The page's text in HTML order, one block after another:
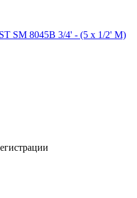
SM 8045B 3/4' - (5 x 1/2' M)